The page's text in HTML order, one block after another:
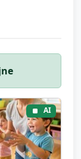
do ciszy.
sygnał
2–3
cicho „uuu”
AI